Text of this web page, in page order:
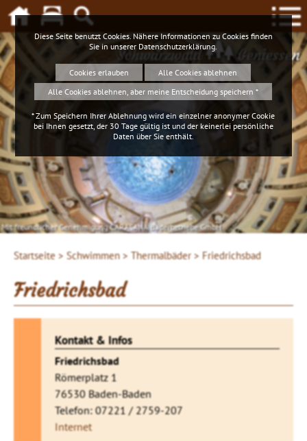
Schwarzwald Geniessen
Mit freundlicher Genehmigung CARASANA Bäderbetriebe GmbH
Startseite > Schwimmen > Thermalbäder > Friedrichsbad
Friedrichsbad
Kontakt & Infos
Friedrichsbad
Römerplatz 1
76530 Baden-Baden
Telefon: 07221 / 2759-207
Internet
Diese Seite benutzt Cookies. Nähere Informationen zu Cookies finden
Sie in unserer Datenschutzerklärung.
Cookies erlauben
Alle Cookies ablehnen
Alle Cookies ablehnen, aber meine Entscheidung speichern *
* Zum Speichern Ihrer Ablehnung wird ein einzelner anonymer Cookie
bei Ihnen gesetzt, der 30 Tage gültig ist und der keinerlei persönliche
Daten über Sie enthält.